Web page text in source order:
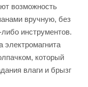
возможность
вручную, без
инструментов.
электромагнита
который
влаги и брызг